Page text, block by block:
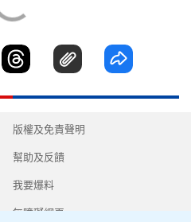
版權及免責聲明
幫助及反饋
我要爆料
無障礙網頁